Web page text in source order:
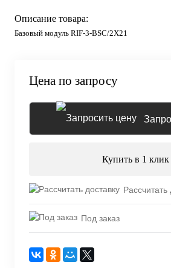
Описание товара:
Базовый модуль RIF-3-BSC/2X21
Цена по запросу
Купить в 1 клик
Рассчитать
Под заказ